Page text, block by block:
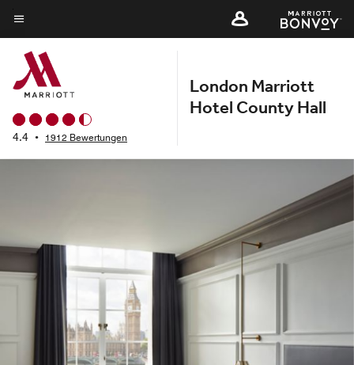
Skip
to
main
content
Menütext
4.4 • 1912 Bewertungen
London Marriott
Hotel County Hall